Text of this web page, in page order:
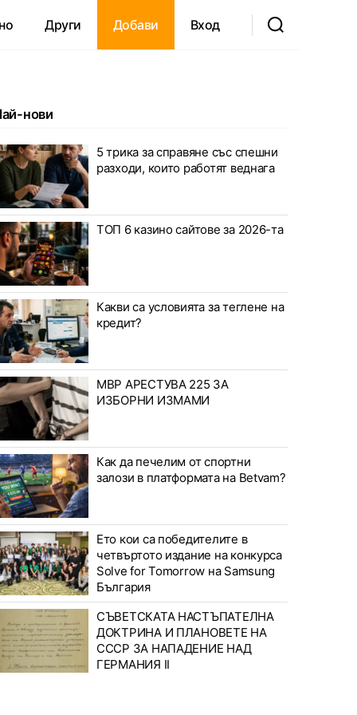
Други Добави Вход
нови
5 трика за справяне със спешни
разходи, които работят веднага
ТОП 6 казино сайтове за 2026-та
Какви са условията за теглене на
кредит?
МВР АРЕСТУВА 225 ЗА
ИЗБОРНИ ИЗМАМИ
Как да печелим от спортни
залози в платформата на Betvam?
Ето кои са победителите в
четвъртото издание на конкурса
Solve for Tomorrow на Samsung
България
СЪВЕТСКАТА НАСТЪПАТЕЛНА
ДОКТРИНА И ПЛАНОВЕТЕ НА
СССР ЗА НАПАДЕНИЕ НАД
ГЕРМАНИЯ II